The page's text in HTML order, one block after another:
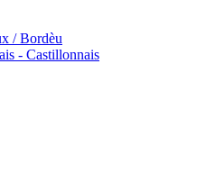
/ Bordèu
- Castillonnais